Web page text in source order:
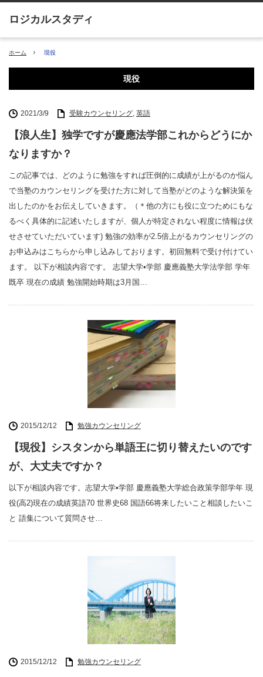
ホーム 現役
現役
2021/3/9 受験カウンセリング, 英語
【浪人生】独学ですが慶應法学部これからどうにか
なりますか？
この記事では、どのように勉強をすれば圧倒的に成績が上がるのか悩ん
で当塾のカウンセリングを受けた方に対して当塾がどのような解決策を
出したのかをお伝えしていきます。（＊他の方にも役に立つためにもな
るべく具体的に記述いたしますが、個人が特定されない程度に情報は伏
せさせていただいています) 勉強の効率が2.5倍上がるカウンセリングの
お申込みはこちらから申し込みしております。初回無料で受け付けてい
ます。 以下が相談内容です。 志望大学•学部 慶應義塾大学法学部 学年
既卒 現在の成績 勉強開始時期は3月国…
2015/12/12 勉強カウンセリング
【現役】シスタンから単語王に切り替えたいのです
が、大丈夫ですか？
以下が相談内容です。志望大学•学部 慶應義塾大学総合政策学部学年 現
役(高2)現在の成績英語70 世界史68 国語66将来したいこと相談したいこ
と 語集について質問させ…
2015/12/12 勉強カウンセリング